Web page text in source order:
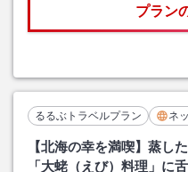
プラン
るるぶトラベルプラン ネ
【北海の幸を満喫】蒸し
「大蛯（えび）料理」に